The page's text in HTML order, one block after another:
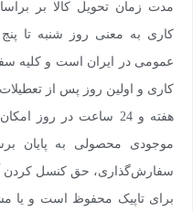
مدت زمان تحویل کالا بر
کاری به معنی روز شنبه تا
عمومی در ایران است و کلیه
هفته و 24 ساعت در
موجودی محصولی به پایان
سفارش‌‏گذاری، حق کنسل کردن
برای تاپیک محفوظ است و یا